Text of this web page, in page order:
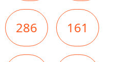
286 161